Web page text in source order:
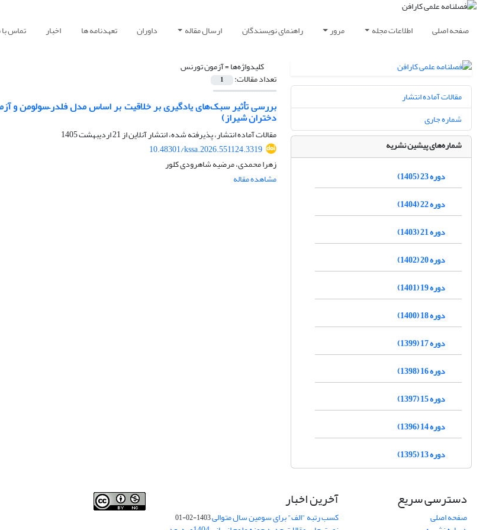
صفحه اصلی اطلاعات مجله مرور راهنمای نویسندگان ارسال مقاله داوران تعهدنامه ها اخبار تماس با
کلیدواژه‌ها =آزمون تورنس
تعداد مقالات: 1
بررسی تأثیر سبک‌های یادگیری بر خلاقیت بر اساس مدل فلدر–سولومن و
دختران شیراز)
مقالات آماده انتشار، پذیرفته شده، انتشار آنلاین از21 اردیبهشت 1405
10.48301/kssa.2026.551124.3319
زهرا محمدی، مرضیه شاهرودی کلور
مشاهده مقاله
مقالات آماده انتشار
شماره جاری
شماره‌های پیشین نشریه
دوره 23 (1405)
دوره 22 (1404)
دوره 21 (1403)
دوره 20 (1402)
دوره 19 (1401)
دوره 18 (1400)
دوره 17 (1399)
دوره 16 (1398)
دوره 15 (1397)
دوره 14 (1396)
دوره 13 (1395)
دسترسی سریع
صفحه اصلی
آخرین اخبار
کسب رتبه "الف" برای سومین سال متوالی1403-02-01